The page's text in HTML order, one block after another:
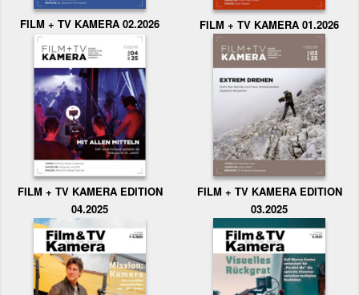
FILM + TV KAMERA 02.2026 FILM + TV KAMERA 01.2026
FILM + TV KAMERA EDITION
04.2025
FILM + TV KAMERA EDITION
03.2025